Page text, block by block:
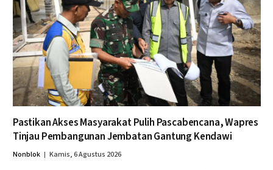
Pastikan Akses Masyarakat Pulih Pascabencana, Wapres
Tinjau Pembangunan Jembatan Gantung Kendawi
Nonblok Kamis, 6 Agustus 2026